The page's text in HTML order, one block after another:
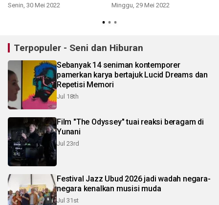
Senin, 30 Mei 2022 Minggu, 29 Mei 2022
Terpopuler - Seni dan Hiburan
Sebanyak 14 seniman kontemporer
pamerkan karya bertajuk Lucid Dreams dan
Repetisi Memori
Jul 18th
Film "The Odyssey" tuai reaksi beragam di
Yunani
Jul 23rd
Festival Jazz Ubud 2026 jadi wadah negara-
negara kenalkan musisi muda
Jul 31st